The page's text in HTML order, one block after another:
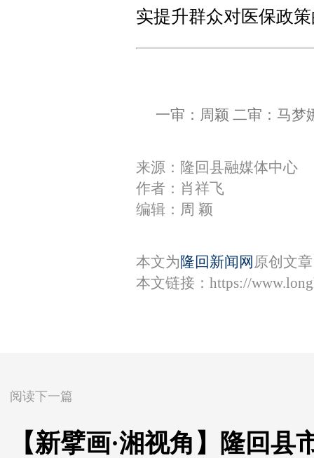
实提升群众对医保政
一审：周颖 二审：马梦
来源：隆回县融媒体中心
作者：肖祥飞
编辑：周 颖
本文为 隆回新闻网 原创文
本文链接： https://
阅读下一篇
【新擘画·湘视角】隆回